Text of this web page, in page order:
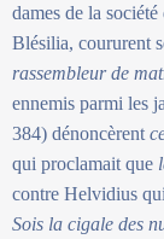
dames de la
Blésilia, coururent
rassembleur de
ennemis parmi les
384) dénoncèrent
qui proclamait que
contre Helvidius
Sois la cigale des